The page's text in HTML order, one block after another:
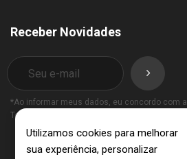
Receber Novidades
*Ao informar meus dados, eu concordo com a
Termos de Uso
Utilizamos cookies para melhorar
sua experiência, personalizar